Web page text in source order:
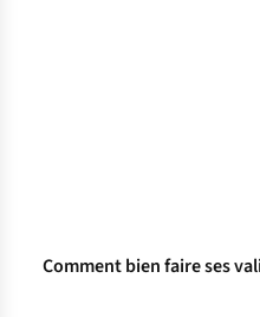
Comment bien faire ses